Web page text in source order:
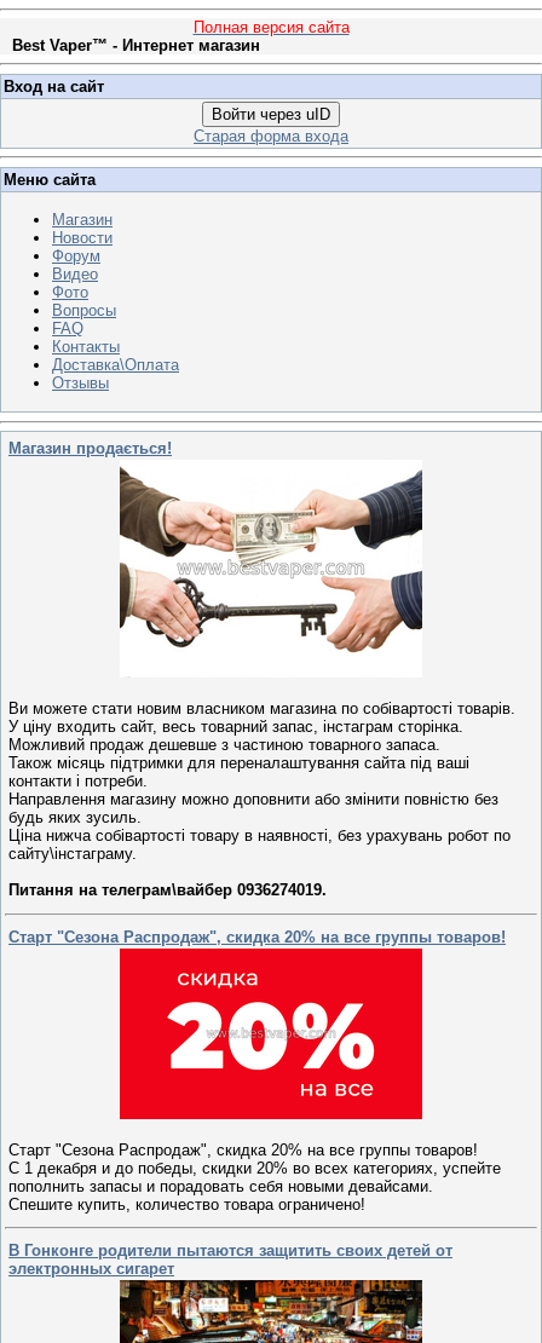
Полная версия сайта
Best Vaper™ - Интернет магазин
Вход на сайт
Войти через uID
Старая форма входа
Меню сайта
Магазин
Новости
Форум
Видео
Фото
Вопросы
FAQ
Контакты
Доставка\Оплата
Отзывы
Магазин продається!
Ви можете стати новим власником магазина по собівартості товарів.
У ціну входить сайт, весь товарний запас, інстаграм сторінка.
Можливий продаж дешевше з частиною товарного запаса.
Також місяць підтримки для переналаштування сайта під ваші
контакти і потреби.
Направлення магазину можно доповнити або змінити повністю без
будь яких зусиль.
Ціна нижча собівартості товару в наявності, без урахувань робот по
сайту\інстаграму.
Питання на телеграм\вайбер 0936274019.
Старт "Сезона Распродаж", скидка 20% на все группы товаров!
Старт "Сезона Распродаж", скидка 20% на все группы товаров!
С 1 декабря и до победы, скидки 20% во всех категориях, успейте
пополнить запасы и порадовать себя новыми девайсами.
Спешите купить, количество товара ограничено!
В Гонконге родители пытаются защитить своих детей от
электронных сигарет